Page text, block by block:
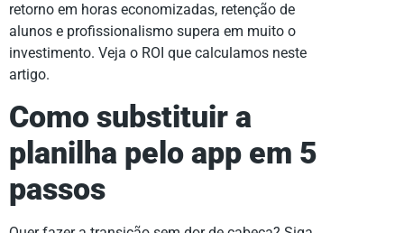
retorno em horas economizadas, retenção de
alunos e profissionalismo supera em muito o
investimento. Veja o ROI que calculamos neste
artigo.
Como substituir a
planilha pelo app em 5
passos